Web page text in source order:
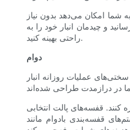
شما امکان می‌دهد بدون نیاز
و چیدمان انبار خود را به
راحتی بهینه کنید.
دوام
عملیات روزانه انبار
کنند. قفسه‌های پالت انتخابی
قفسه‌بندی بادوام مانند